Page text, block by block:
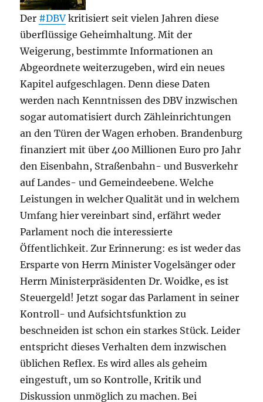
Der #DBV kritisiert seit vielen Jahren diese
überflüssige Geheimhaltung. Mit der
Weigerung, bestimmte Informationen an
Abgeordnete weiterzugeben, wird ein neues
Kapitel aufgeschlagen. Denn diese Daten
werden nach Kenntnissen des DBV inzwischen
sogar automatisiert durch Zähleinrichtungen
an den Türen der Wagen erhoben. Brandenburg
finanziert mit über 400 Millionen Euro pro Jahr
den Eisenbahn, Straßenbahn- und Busverkehr
auf Landes- und Gemeindeebene. Welche
Leistungen in welcher Qualität und in welchem
Umfang hier vereinbart sind, erfährt weder
Parlament noch die interessierte
Öffentlichkeit. Zur Erinnerung: es ist weder das
Ersparte von Herrn Minister Vogelsänger oder
Herrn Ministerpräsidenten Dr. Woidke, es ist
Steuergeld! Jetzt sogar das Parlament in seiner
Kontroll- und Aufsichtsfunktion zu
beschneiden ist schon ein starkes Stück. Leider
entspricht dieses Verhalten dem inzwischen
üblichen Reflex. Es wird alles als geheim
eingestuft, um so Kontrolle, Kritik und
Diskussion unmöglich zu machen. Bei